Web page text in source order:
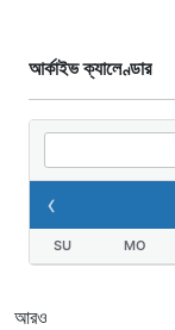
আর্কাইভ ক্যালেণ্ডার
‹
SU MO
আরও